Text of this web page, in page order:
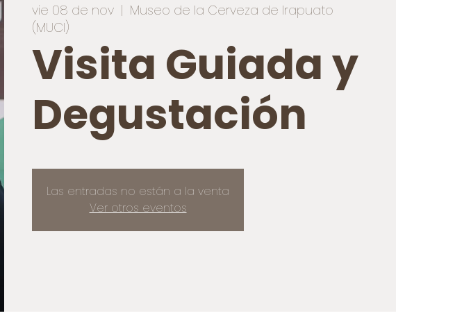
vie 08 de nov
  |
Museo de la Cerveza de Irapuato
(MUCI)
Visita Guiada y
Degustación
Las entradas no están a la venta
Ver otros eventos